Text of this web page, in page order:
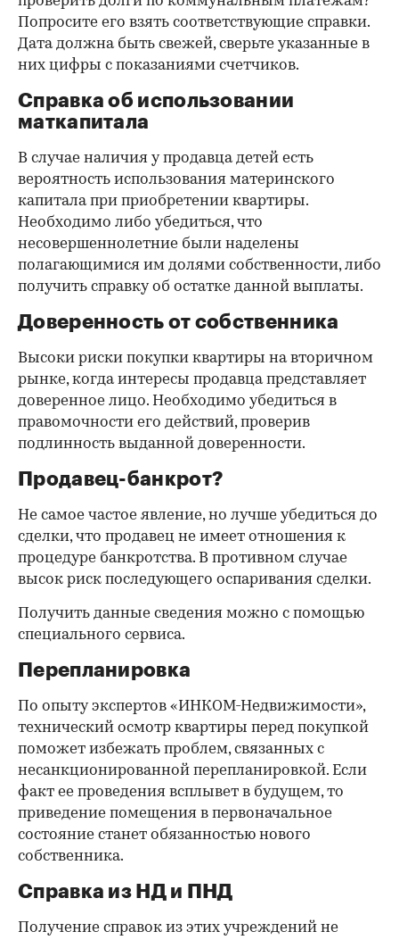
Попросите его взять соответствующие справки.
Дата должна быть свежей, сверьте указанные в
них цифры с показаниями счетчиков.
Справка об использовании
маткапитала
В случае наличия у продавца детей есть
вероятность использования материнского
капитала при приобретении квартиры.
Необходимо либо убедиться, что
несовершеннолетние были наделены
полагающимися им долями собственности, либо
получить справку об остатке данной выплаты.
Доверенность от собственника
Высоки риски покупки квартиры на вторичном
рынке, когда интересы продавца представляет
доверенное лицо. Необходимо убедиться в
правомочности его действий, проверив
подлинность выданной доверенности.
Продавец-банкрот?
Не самое частое явление, но лучше убедиться до
сделки, что продавец не имеет отношения к
процедуре банкротства. В противном случае
высок риск последующего оспаривания сделки.
Получить данные сведения можно с помощью
специального сервиса.
Перепланировка
По опыту экспертов «ИНКОМ-Недвижимости»,
технический осмотр квартиры перед покупкой
поможет избежать проблем, связанных с
несанкционированной перепланировкой. Если
факт ее проведения всплывет в будущем, то
приведение помещения в первоначальное
состояние станет обязанностью нового
собственника.
Справка из НД и ПНД
Получение справок из этих учреждений не